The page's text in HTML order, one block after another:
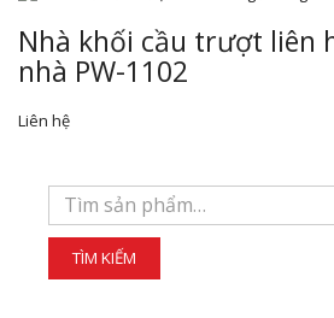
Nhà khối cầu trượt liên
nhà PW-1102
Liên hệ